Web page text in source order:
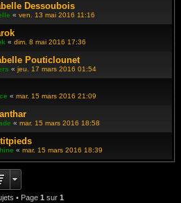
Dessoubois
« ven. 13 mai 2016 11:16
« dim. 8 mai 2016 17:36
Pouticlounet
« jeu. 17 mars 2016 01:54
« mar. 15 mars 2016 21:09
« mar. 15 mars 2016 18:58
« mar. 15 mars 2016 18:39
• Page 1 sur 1